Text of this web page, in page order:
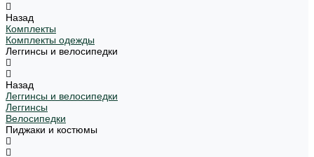
Назад
Комплекты
Комплекты одежды
Леггинсы и велосипедки
Назад
Леггинсы и велосипедки
Леггинсы
Велосипедки
Пиджаки и костюмы